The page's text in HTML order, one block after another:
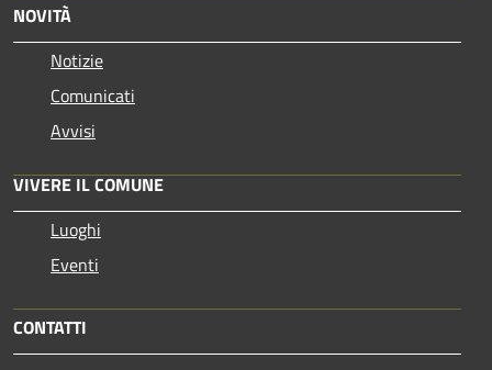
NOVITÀ
Notizie
Comunicati
Avvisi
VIVERE IL COMUNE
Luoghi
Eventi
CONTATTI